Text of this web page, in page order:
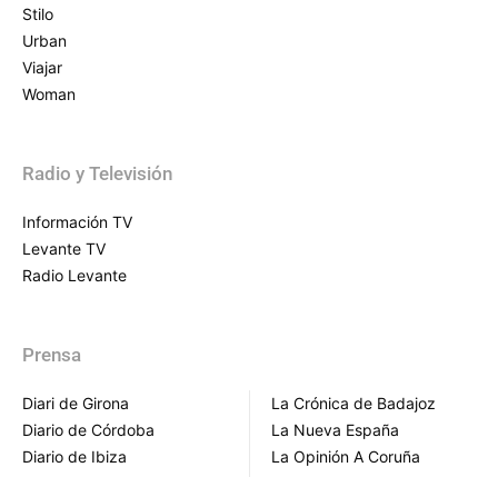
Stilo
Urban
Viajar
Woman
Radio y Televisión
Información TV
Levante TV
Radio Levante
Prensa
Diari de Girona
Diario de Córdoba
Diario de Ibiza
La Crónica de Badajoz
La Nueva España
La Opinión A Coruña